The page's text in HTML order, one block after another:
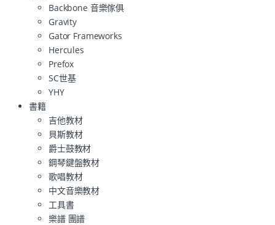
Backbone 音樂傢俱
Gravity
Gator Frameworks
Hercules
Prefox
SC世基
YHY
書籍
吉他教材
貝斯教材
爵士鼓教材
鋼琴鍵盤教材
歌唱教材
中文音樂教材
工具書
樂譜 團譜